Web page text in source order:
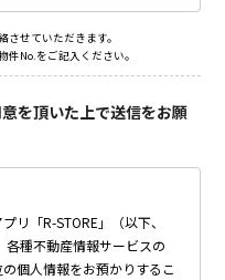
せていただきます。
No.をご記入ください。
を頂いた上で送信をお願
リ「R-STORE」（以下、
種不動産情報サービスの
個人情報をお預かりするこ